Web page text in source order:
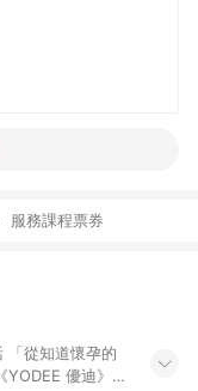
服務課程票券
「從知道懷孕的
優迪》